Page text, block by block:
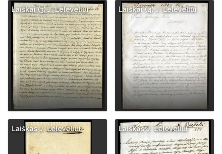
Laiškai (3) J. Leleveliui Laiškai (4) J. Leleveliui
Laiškas J. Leleveliui Laiškas J. Leleveliui